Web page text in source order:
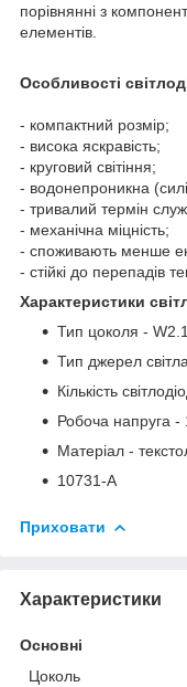
порівнянні з
елементів.
Особливості
- компактний розмір;
- висока яскравість;
- круговий світіння;
- водонепроникна
- тривалий термін
- механічна міцність;
- споживають менше
- стійкі до перепадів
Характеристики
Тип цоколя -
Тип джерел
Кількість
Робоча напруга -
Матеріал -
10731-A
Приховати
Характеристики
Основні
Цоколь